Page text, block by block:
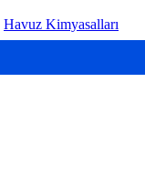
Havuz Kimyasalları